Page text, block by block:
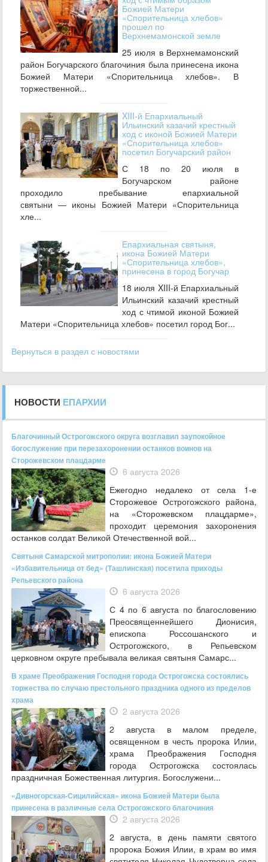
Божией Матери
«Спорительница хлебов»
прошел по
Верхнемамонской земле
25 июля в Верхнемамонский
район Богучарского благочиния была принесена икона
Божией Матери «Спорительница хлебов». В
торжественной...
XIII-й Епархиальный
Ильинский казачий крестный
ход с иконой Божией Матери
«Спорительница хлебов»
посетил Богучарский район
С 18 по 20 июля в
Богучарском районе
проходило пребывание епархиальной
святыни — иконы Божией Матери «Спорительница
хле...
Епархиальная святыня,
икона Божией Матери
«Спорительница хлебов»,
принесена в город Богучар
18 июля XIII-й Епархиальный
Ильинский казачий крестный
ход с чтимой иконой Божией
Матери «Спорительница хлебов» посетил город Бог...
Вернуться в раздел с новостями
НОВОСТИ ЕПАРХИИ
Благочинный Острогожского округа возглавил заупокойное
богослужение при перезахоронении останков воинов на
Сторожевском плацдарме
6 августа 2026
Ежегодно недалеко от села 1-е
Сторожевое Острогожского района,
на «Сторожевском плацдарме»,
проходит церемония захоронения
останков солдат Великой Отечественной вой...
Святыня Самарской митрополии: икона Божией Матери
«Избавительница от бед» (Ташлинская) посетила приходы
Репьевского района
6 августа 2026
С 4 по 6 августа по благословению
Преосвященнейшего Дионисия,
епископа Россошанского и
Острогожского, в Репьевском
церковном округе пребывала великая святыня Самарс...
В храме Преображения Господня города Острогожска состоялись
торжества по случаю престольного праздника одного из пределов
храма
2 августа 2026
2 августа в малом пределе,
освященном в честь пророка Илии,
храма Преображения Господня
города Острогожска состоялась
праздничная Божественная литургия. Богослужени...
«Дивногорская-Сицилийская» икона Божией Матери была
принесена в различные села Острогожского благочиния
2 августа 2026
2 августа, в день памяти святого
пророка Божия Илии, в храм во имя